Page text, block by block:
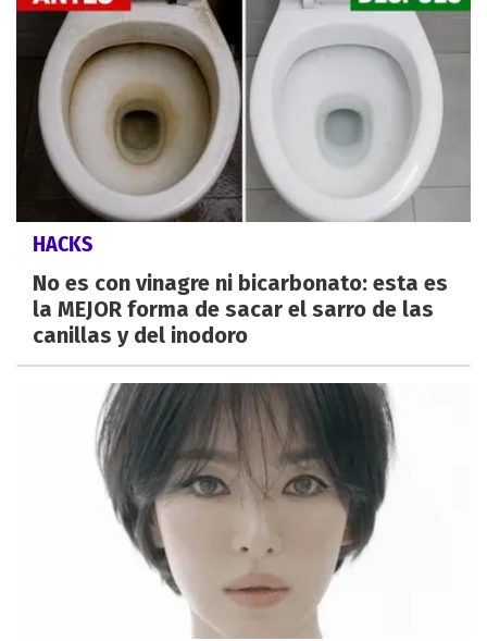
HACKS
No es con vinagre ni bicarbonato: esta es
la MEJOR forma de sacar el sarro de las
canillas y del inodoro